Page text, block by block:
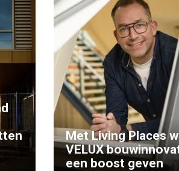
Met Living Places
VELUX
een boost geven